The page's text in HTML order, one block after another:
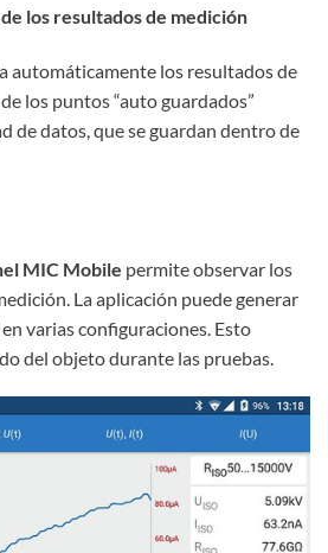
los resultados de medición
automáticamente los resultados de
los puntos “auto guardados”
de datos, que se guardan dentro de
MIC Mobile permite observar los
La aplicación puede generar
varias configuraciones. Esto
del objeto durante las pruebas.